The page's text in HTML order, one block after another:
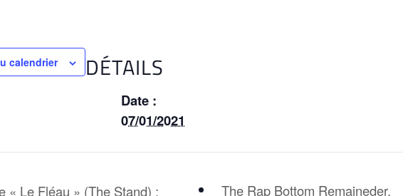
calendrier DÉTAILS
Date :
07/01/2021
« Le Fléau » (The Stand) :
The Rap Bottom Remaineder,